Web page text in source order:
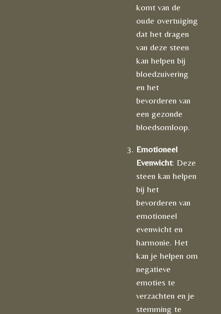
komt van de
oude overtuiging
dat het dragen
van deze steen
kan helpen bij
bloedzuivering
en het
bevorderen van
een gezonde
bloedsomloop.
Emotioneel
Evenwicht: Deze
steen kan helpen
bij het
bevorderen van
emotioneel
evenwicht en
harmonie. Het
kan je helpen om
negatieve
emoties te
verzachten en je
stemming te